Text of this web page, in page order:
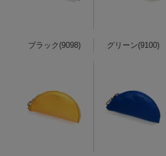
ブラック(9098) グリーン(9100)